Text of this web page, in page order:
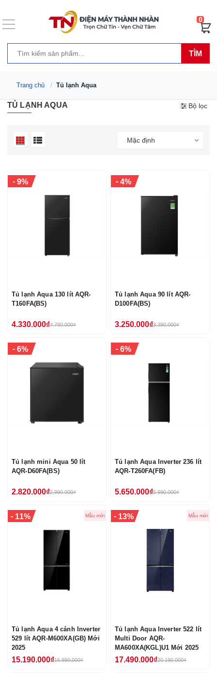
TÌM
0
Trang chủ Tủ lạnh Aqua
TỦ LẠNH AQUA Bộ lọc
Mặc định
- 9%
Tủ lạnh Aqua 130 lít AQR-
T160FA(BS)
4.330.000₫4.780.000₫
- 4%
Tủ lạnh Aqua 90 lít AQR-
D100FA(BS)
3.250.000₫3.390.000₫
- 6%
Tủ lạnh mini Aqua 50 lít
AQR-D60FA(BS)
2.820.000₫2.990.000₫
- 6%
Tủ lạnh Aqua Inverter 236 lít
AQR-T260FA(FB)
5.650.000₫5.990.000₫
-11% Mẫu mới
Tủ lạnh Aqua 4 cánh Inverter
529 lít AQR-M600XA(GB) Mới
2025
15.190.000₫16.990.000₫
-13% Mẫu mới
Tủ lạnh Aqua Inverter 522 lít
Multi Door AQR-
MA600XA(KGL)U1 Mới 2025
17.490.000₫20.190.000₫